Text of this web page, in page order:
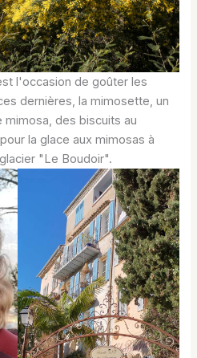
l'occasion de goûter les
dernières, la mimosette, un
mimosa, des biscuits au
la glace aux mimosas à
"Le Boudoir".